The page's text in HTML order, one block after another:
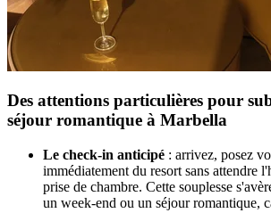
Des attentions particulières pour
séjour romantique à Marbella
Le check-in anticipé : arrivez, posez
immédiatement du resort sans attendre
prise de chambre. Cette souplesse
un week-end ou un séjour romantique,